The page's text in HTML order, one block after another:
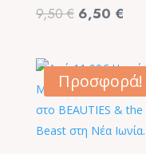
9,50€ Original
9,50 €.
6,50 €
είναι:
Προσφορά!